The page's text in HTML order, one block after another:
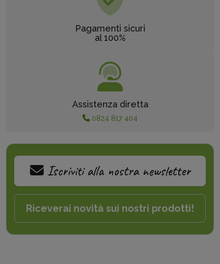
Pagamenti sicuri
al 100%
Assistenza diretta
0824 817 404
Iscriviti alla nostra newsletter
Riceverai novità sui nostri prodotti!